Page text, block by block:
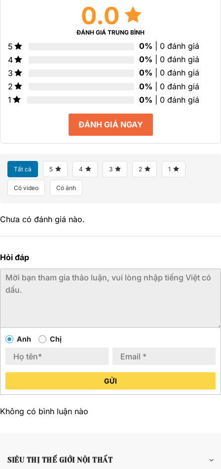
0.0
ĐÁNH GIÁ TRUNG BÌNH
5 0% | 0 đánh giá
4
0% | 0 đánh giá
3
0% | 0 đánh giá
2
0% | 0 đánh giá
1
0% | 0 đánh giá
ĐÁNH GIÁ NGAY
Tất cả 5 4 3 2 1
Có video Có ảnh
Chưa có đánh giá nào.
Hỏi đáp
Anh Chị
GỬI
Không có bình luận nào
SIÊU THỊ THẾ GIỚI NỘI THẤT